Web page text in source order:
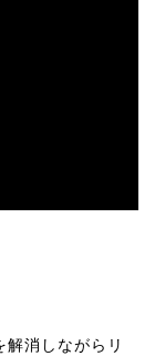
消しながらリ